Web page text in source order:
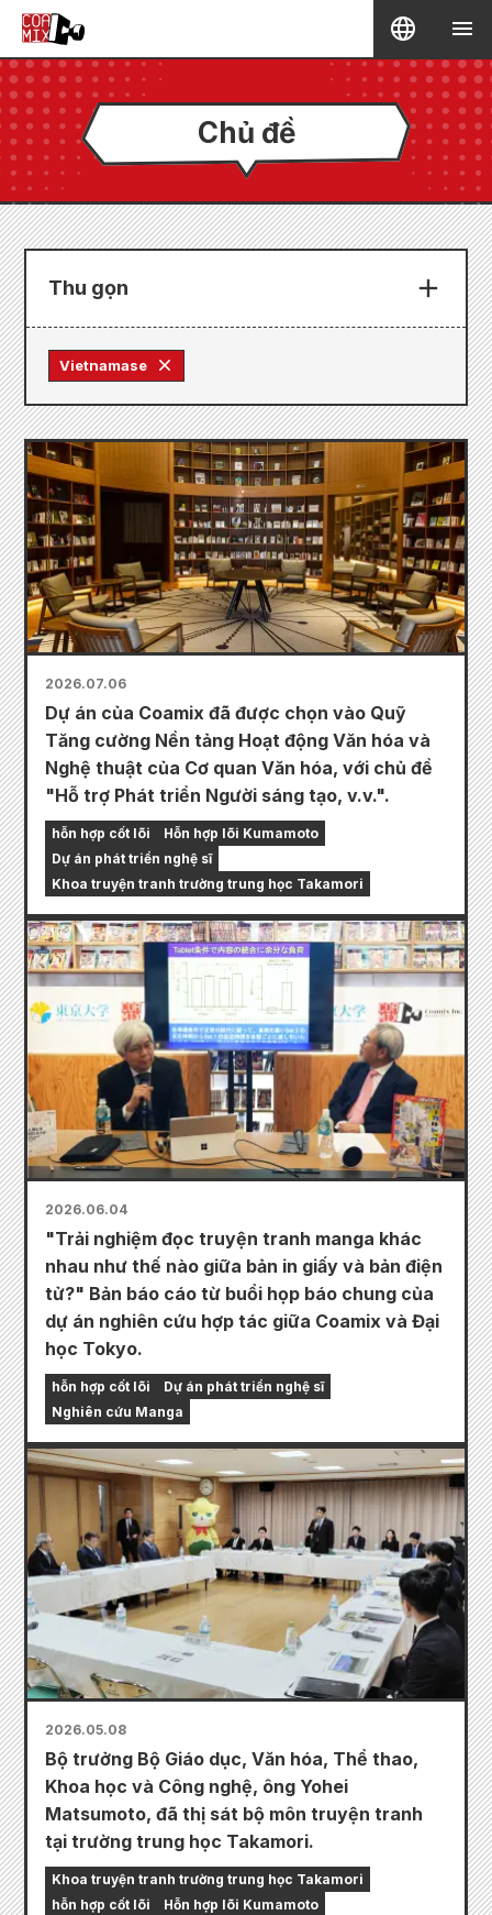
Chủ đề
Thu gọn
Vietnamase
2026.07.06
Dự án của Coamix đã được chọn vào Quỹ
Tăng cường Nền tảng Hoạt động Văn hóa và
Nghệ thuật của Cơ quan Văn hóa, với chủ đề
"Hỗ trợ Phát triển Người sáng tạo, v.v.".
hỗn hợp cốt lõi
Hỗn hợp lõi Kumamoto
Dự án phát triển nghệ sĩ
Khoa truyện tranh trường trung học Takamori
2026.06.04
"Trải nghiệm đọc truyện tranh manga khác
nhau như thế nào giữa bản in giấy và bản điện
tử?" Bản báo cáo từ buổi họp báo chung của
dự án nghiên cứu hợp tác giữa Coamix và Đại
học Tokyo.
hỗn hợp cốt lõi
Dự án phát triển nghệ sĩ
Nghiên cứu Manga
2026.05.08
Bộ trưởng Bộ Giáo dục, Văn hóa, Thể thao,
Khoa học và Công nghệ, ông Yohei
Matsumoto, đã thị sát bộ môn truyện tranh
tại trường trung học Takamori.
Khoa truyện tranh trường trung học Takamori
hỗn hợp cốt lõi
Hỗn hợp lõi Kumamoto